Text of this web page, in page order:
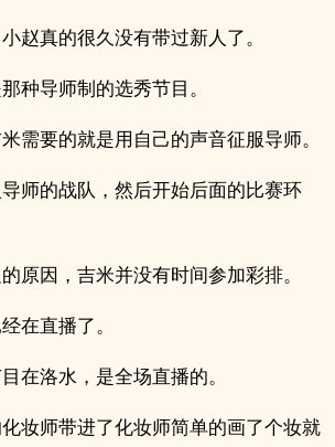
赵真的很久没有带过新人了。
种导师制的选秀节目。
需要的就是用自己的声音征服导师。
师的战队，然后开始后面的比赛环
原因，吉米并没有时间参加彩排。
在直播了。
在洛水，是全场直播的。
妆师带进了化妆师简单的画了个妆就